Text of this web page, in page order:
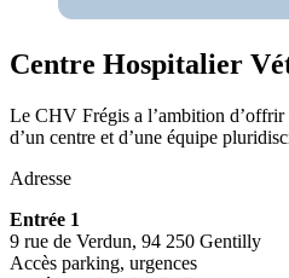
Centre Hospitalier
Le CHV Frégis a l’ambition d’offrir
d’un centre et d’une équipe
Adresse
Entrée 1
9 rue de Verdun, 94 250 Gentilly
Accès parking, urgences